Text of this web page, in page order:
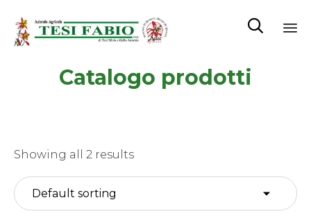

Catalogo prodotti
Showing all 2 results